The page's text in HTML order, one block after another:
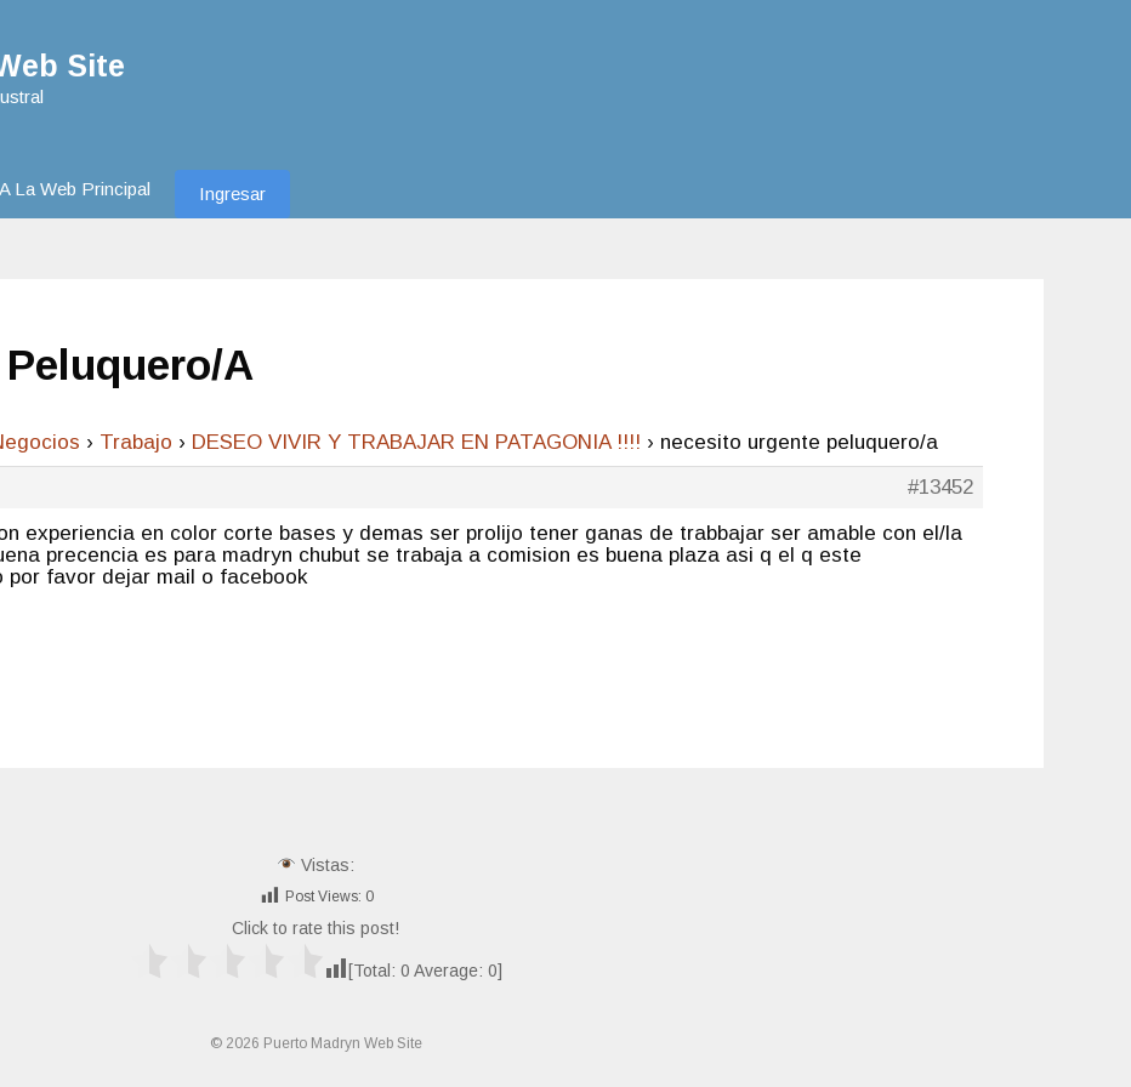
Site
La Web Principal Ingresar
a
› Trabajo › DESEO VIVIR Y TRABAJAR EN PATAGONIA !!!! › necesito urgente peluquero/a
#13452
experiencia en color corte bases y demas ser prolijo tener ganas de trabbajar ser amable con el/la
precencia es para madryn chubut se trabaja a comision es buena plaza asi q el q este
por favor dejar mail o facebook
Vistas:
Post Views: 0
Click to rate this post!
[Total: 0 Average: 0]
© 2026 Puerto Madryn Web Site